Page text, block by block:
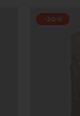
-30%